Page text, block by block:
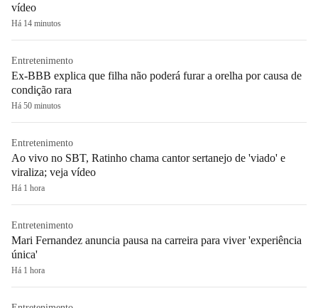
vídeo
Há 14 minutos
Entretenimento
Ex-BBB explica que filha não poderá furar a orelha por causa de
condição rara
Há 50 minutos
Entretenimento
Ao vivo no SBT, Ratinho chama cantor sertanejo de 'viado' e
viraliza; veja vídeo
Há 1 hora
Entretenimento
Mari Fernandez anuncia pausa na carreira para viver 'experiência
única'
Há 1 hora